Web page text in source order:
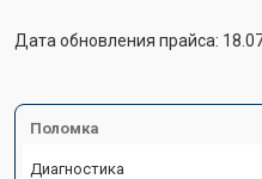
Дата обновления прайса:
Поломка
Диагностика